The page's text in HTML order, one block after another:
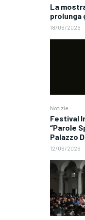
La
prolunga
18/06/2026
Notizie
Festival
“Parole
Palazzo
12/06/2026